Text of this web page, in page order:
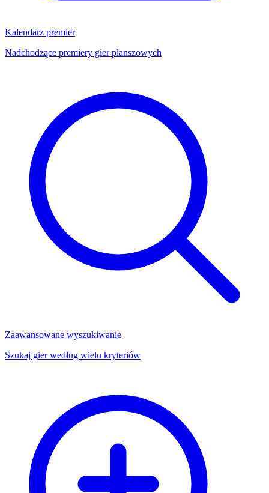
Kalendarz premier
Nadchodzące premiery gier planszowych
Zaawansowane wyszukiwanie
Szukaj gier według wielu kryteriów